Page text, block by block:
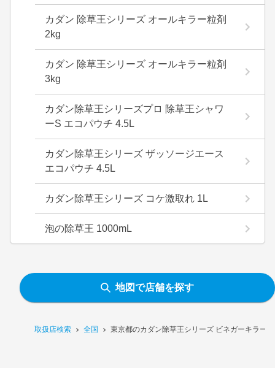
取扱店検索 全国 東京都のカダン除草王シリーズ ビネガーキラー
カダン 除草王シリーズ オールキラー粒剤
2kg
カダン 除草王シリーズ オールキラー粒剤
3kg
カダン除草王シリーズプロ 除草王シャワ
ーS エコパウチ 4.5L
カダン除草王シリーズ ザッソージエース
エコパウチ 4.5L
カダン除草王シリーズ コケ激取れ 1L
泡の除草王 1000mL
地図で店舗を探す